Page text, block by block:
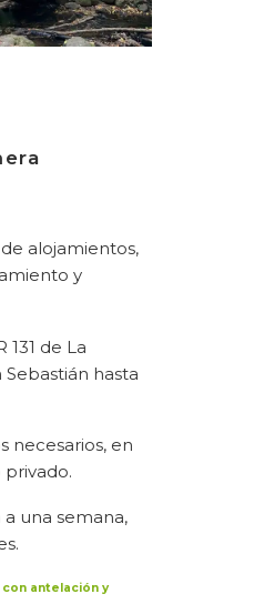
alojamientos,
y
131 de La
Sebastián hasta
necesarios, en
privado.
una semana,
con antelación y